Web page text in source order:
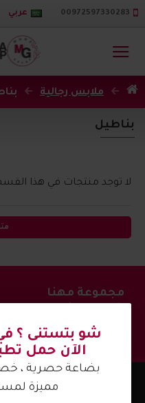
00972597330283 عربي
شو بتستنى ؟
الآن حمل
بضاعة حصرية ،
مميزة
ملابس رجالية
بناطيل
لا توجد منتجات في هذا
مجموعة مهنا
اتصل بنا الآن